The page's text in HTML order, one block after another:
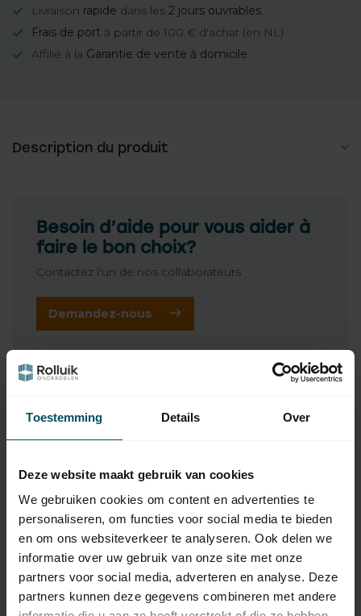
Toestemming Details Over
Deze website maakt gebruik van cookies
We gebruiken cookies om content en advertenties te
personaliseren, om functies voor social media te bieden
en om ons websiteverkeer te analyseren. Ook delen we
informatie over uw gebruik van onze site met onze
partners voor social media, adverteren en analyse. Deze
partners kunnen deze gegevens combineren met andere
Livraison rapide dans les 2 jours ouvrables.
Frais de port à partir de 100 € d'achat (en NL)
Affilié à la Garantie de vente à domicile
Description du produit
Besoin d’aide pour vous aider à
faire le bon choix?
Contactez l'un de nos collaborateurs
Demandez-nous
Produits connexes
BREL
Brel Câble USB avec aimant
3 mtr
BREL
Brel Chargeur USB
En stock
15,95
BREL
Brel Connecteur USB-C
détachable pour câble de 5,95